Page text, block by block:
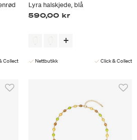
Collect
Lyra halskjede, blå
590,00 kr
Nettbutikk Click & Collect